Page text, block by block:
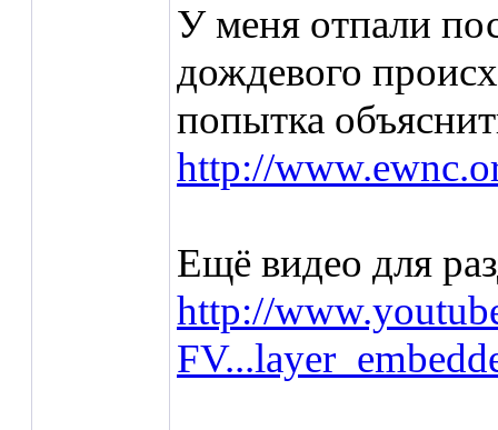
У меня отпали
дождевого
попытка
http://
Ещё видео для
http://